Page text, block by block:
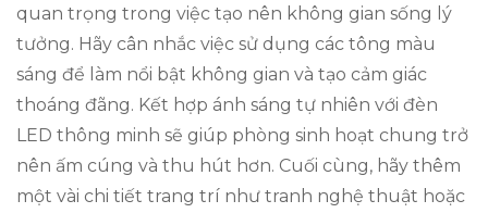
quan trọng trong việc tạo nên không gian sống lý
tưởng. Hãy cân nhắc việc sử dụng các tông màu
sáng để làm nổi bật không gian và tạo cảm giác
thoáng đãng. Kết hợp ánh sáng tự nhiên với đèn
LED thông minh sẽ giúp phòng sinh hoạt chung trở
nên ấm cúng và thu hút hơn. Cuối cùng, hãy thêm
một vài chi tiết trang trí như tranh nghệ thuật hoặc